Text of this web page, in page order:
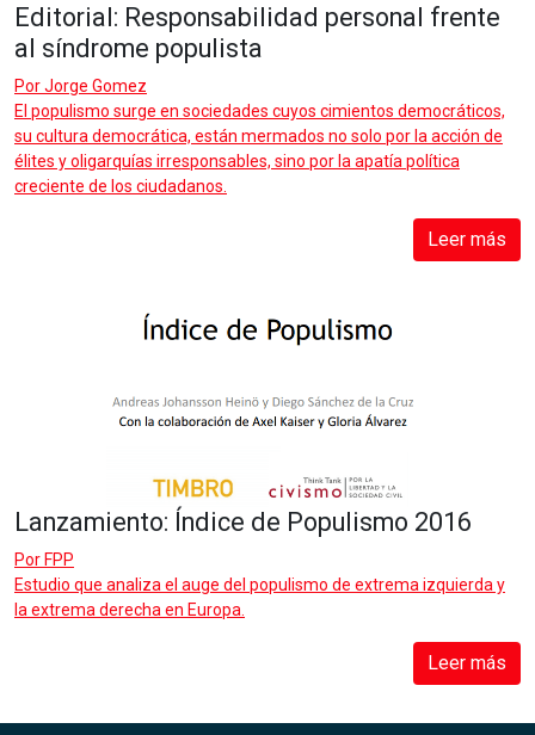
Editorial: Responsabilidad personal frente
al síndrome populista
PorJorge Gomez
El populismo surge en sociedades cuyos cimientos democráticos,
su cultura democrática, están mermados no solo por la acción de
élites y oligarquías irresponsables, sino por la apatía política
creciente de los ciudadanos.
Leer más
Lanzamiento: Índice de Populismo 2016
Por FPP
Estudio que analiza el auge del populismo de extrema izquierda y
la extrema derecha en Europa.
Leer más